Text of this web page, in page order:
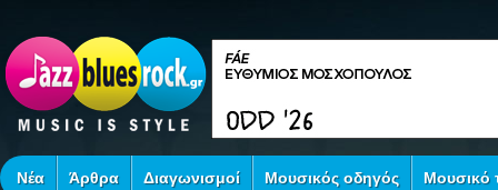
Νέα Άρθρα Διαγωνισμοί Μουσικός οδηγός Μουσικό